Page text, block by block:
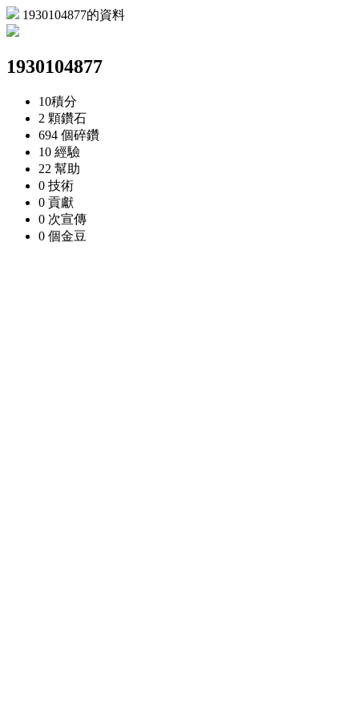
1930104877的資料
1930104877
10積分
2 顆鑽石
694 個碎鑽
10 經驗
22 幫助
0 技術
0 貢獻
0 次宣傳
0 個金豆